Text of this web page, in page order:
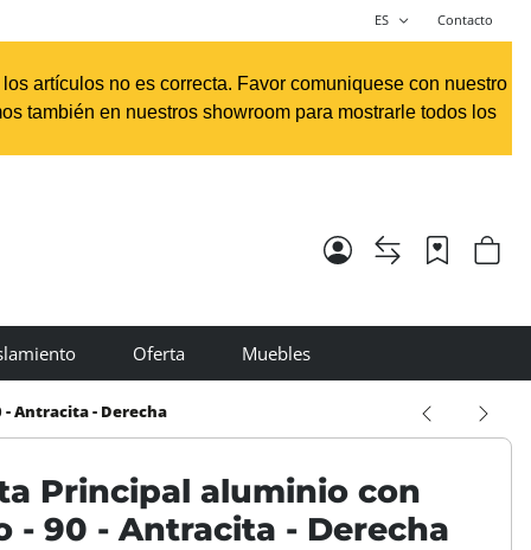
ES Contacto
artículos no es correcta. Favor comuniquese con nuestro
también en nuestros showroom para mostrarle todos los
Oferta Muebles
Antracita - Derecha
Principal aluminio con
- 90 - Antracita - Derecha